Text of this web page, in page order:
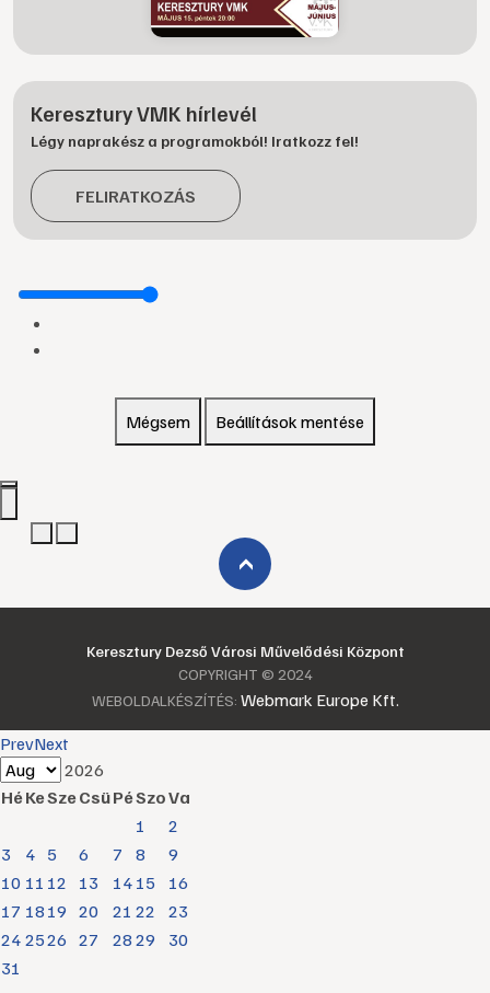
Keresztury VMK hírlevél
Légy naprakész a programokból! Iratkozz fel!
FELIRATKOZÁS
Mégsem Beállítások mentése
›
Keresztury Dezső Városi Művelődési Központ
COPYRIGHT © 2024
WEBOLDALKÉSZÍTÉS: Webmark Europe Kft.
PrevNext
2026
HéKeSzeCsüPéSzoVa
1
2
3
4 5 6 7 8
9
10 11 12 13 14 15
16
17 18 19 20 21 22
23
24 2526 27 28 29
30
31